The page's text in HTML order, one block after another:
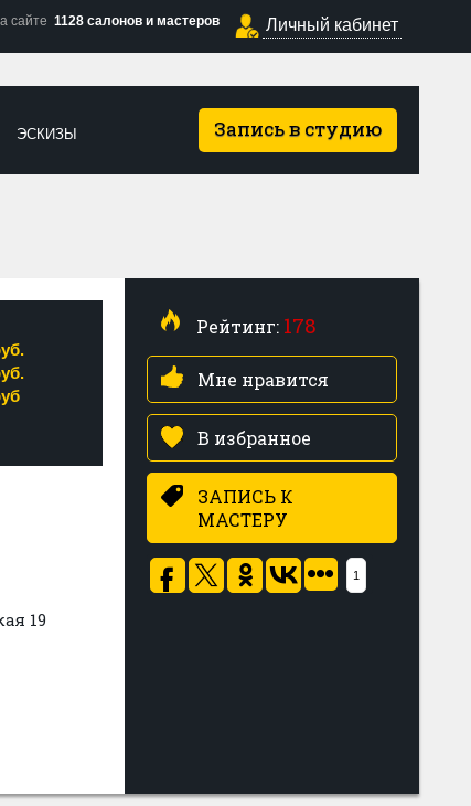
сайте 1128 салонов и мастеров Личный кабинет
Запись в студию
ЭСКИЗЫ
19
Рейтинг: 178
Мне нравится
В избранное
ЗАПИСЬ К
МАСТЕРУ
1